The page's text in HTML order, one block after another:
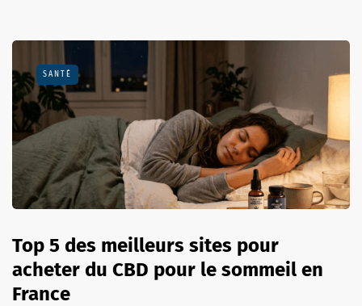
SANTÉ
Top 5 des meilleurs sites pour
acheter du CBD pour le sommeil en
France